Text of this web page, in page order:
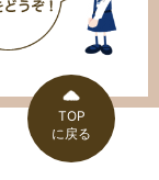
TOP
に戻る